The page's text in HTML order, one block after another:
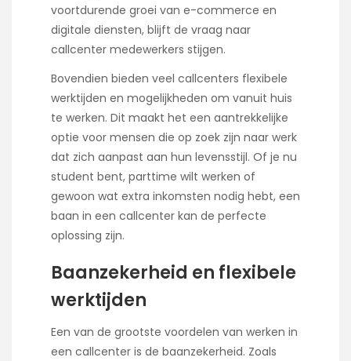
voortdurende groei van e-commerce en
digitale diensten, blijft de vraag naar
callcenter medewerkers stijgen.
Bovendien bieden veel callcenters flexibele
werktijden en mogelijkheden om vanuit huis
te werken. Dit maakt het een aantrekkelijke
optie voor mensen die op zoek zijn naar werk
dat zich aanpast aan hun levensstijl. Of je nu
student bent, parttime wilt werken of
gewoon wat extra inkomsten nodig hebt, een
baan in een callcenter kan de perfecte
oplossing zijn.
Baanzekerheid en flexibele
werktijden
Een van de grootste voordelen van werken in
een callcenter is de baanzekerheid. Zoals